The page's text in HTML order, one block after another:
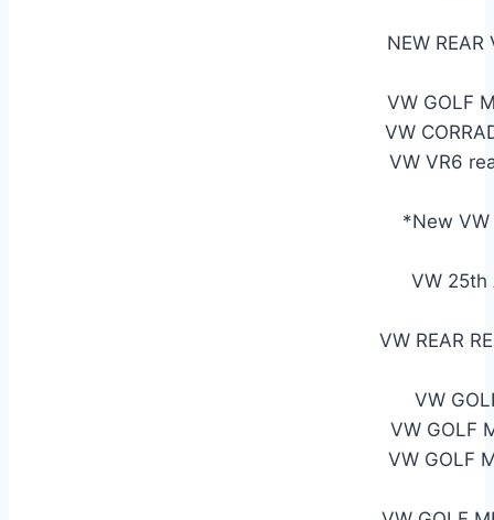
NEW
VW GOLF
VW
VW VR6
*New VW
VW 25th
VW REAR
VW
VW GOLF
VW GOLF